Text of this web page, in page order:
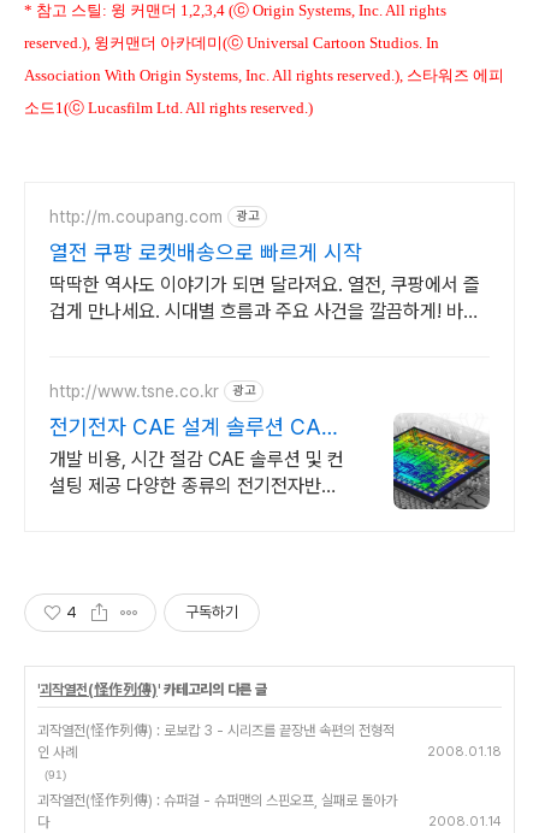
* 참고 스틸: 윙 커맨더 1,2,3,4 (ⓒ Origin Systems, Inc. All rights
reserved.), 윙커맨더 아카데미(ⓒ Universal Cartoon Studios. In
Association With Origin Systems, Inc. All rights reserved.), 스타워즈 에피
소드1(ⓒ Lucasfilm Ltd. All rights reserved.)
http://m.coupang.com 광고
열전 쿠팡 로켓배송으로 빠르게 시작
딱딱한 역사도 이야기가 되면 달라져요. 열전, 쿠팡에서 즐
겁게 만나세요. 시대별 흐름과 주요 사건을 깔끔하게! 바쁜
http://www.tsne.co.kr 광고
전기전자 CAE 설계 솔루션 CAE
전문기업태성에스엔이
개발 비용, 시간 절감 CAE 솔루션 및 컨
설팅 제공 다양한 종류의 전기전자반도
4 구독하기
'괴작열전(怪作列傳)' 카테고리의 다른 글
괴작열전(怪作列傳) : 로보캅 3 - 시리즈를 끝장낸 속편의 전형적
인 사례
(91)
2008.01.18
괴작열전(怪作列傳) : 슈퍼걸 - 슈퍼맨의 스핀오프, 실패로 돌아가
다
2008.01.14